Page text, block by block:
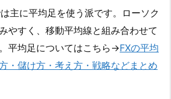
主に平均足を使う派です。ローソク
やすく、移動平均線と組み合わせて
平均足についてはこちら→FXの平均
・儲け方・考え方・戦略などまとめ